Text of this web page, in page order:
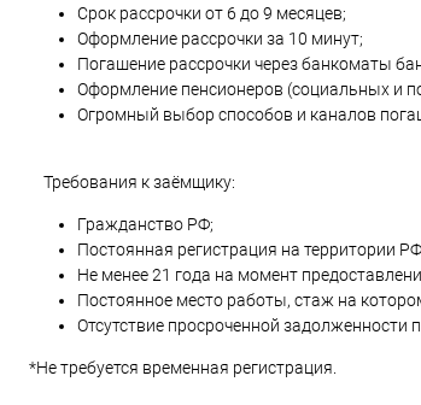
Срок рассрочки от 6 до 9 месяцев;
Оформление рассрочки за 10 минут;
Погашение рассрочки через банкоматы
Оформление пенсионеров (социальных и
Огромный выбор способов и каналов
Требования к заёмщику:
Гражданство РФ;
Постоянная регистрация на территории
Не менее 21 года на момент
Постоянное место работы, стаж на
Отсутствие просроченной задолженности
*Не требуется временная регистрация.